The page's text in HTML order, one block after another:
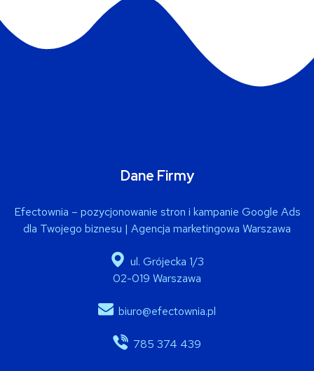
Dane Firmy
Efectownia – pozycjonowanie stron i kampanie Google Ads
dla Twojego biznesu | Agencja marketingowa Warszawa
ul. Grójecka 1/3
02-019 Warszawa
biuro@efectownia.pl
785 374 439